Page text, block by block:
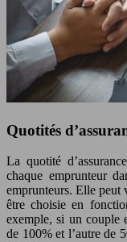
Quotités
La quotité
chaque emprunteur
emprunteurs. Elle peut
être choisie en
exemple, si un couple
de 100% et l’autre de